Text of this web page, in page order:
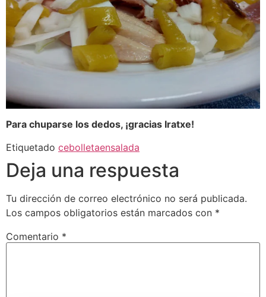
Para chuparse los dedos, ¡gracias Iratxe!
Etiquetado cebolletaensalada
Deja una respuesta
Tu dirección de correo electrónico no será publicada.
Los campos obligatorios están marcados con *
Comentario *